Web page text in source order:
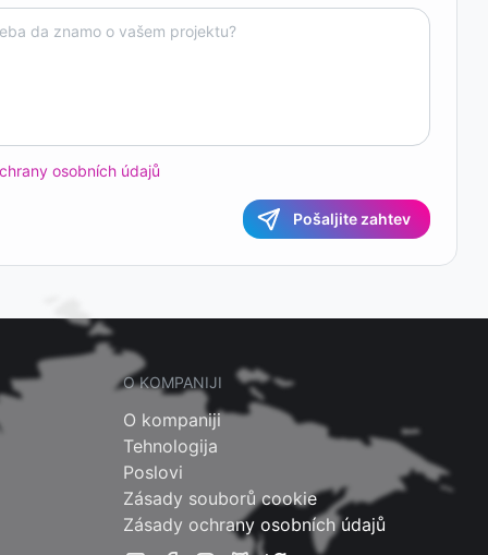
osobních údajů
Pošaljite zahtev
O KOMPANIJI
O kompaniji
Tehnologija
Poslovi
Zásady souborů cookie
Zásady ochrany osobních údajů